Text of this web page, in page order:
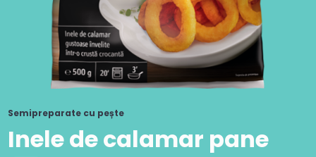
Semipreparate cu pește
Inele de calamar pane